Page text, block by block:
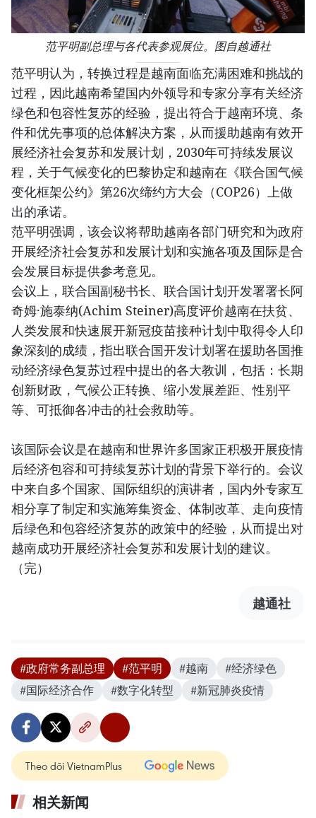
范平明副总理与各代表参观展位。图自越通社
范平明认为，转换过程是越南面临充满困难和挑战的
过程，因此越南希望国内外领导和专家分享有关经济
绿色和包容性复苏的经验，提出符合于越南环境、条
件和优先事项的总体解决方案，从而援助越南有效开
展经济社会复苏和发展计划，2030年可持续发展议
程，关于气候变化的巴黎协定和越南在《联合国气候
变化框架公约》第26次缔约方大会（COP26）上做
出的承诺。
范平明强调，该会议将帮助越南各部门研究和为政府
开展经济社会复苏和发展计划和实施各项及国际是合
会发展目标提供参考意见。
会议上，联合国副秘书长、联合国计划开发署署长阿
奇姆·施泰纳(Achim Steiner)高度评价越南在扶贫、
人类发展和快速展开新冠疫苗接种计划中取得令人印
象深刻的成绩，指出联合国开发计划署在援助各国推
动经济绿色复苏过程中提出的各大教训，包括：长期
创新财政，气候公正转换、缩小发展差距、性别平
等、可抵御各冲击的社会救助等。
该国际会议是在越南和世界许多国家正积极开展疫情
后经济包容和可持续复苏计划的背景下举行的。会议
中来自多个国家、国际组织的演讲者，国内外专家互
相分享了制定和实施筹集资金、体制改革、走向疫情
后绿色和包容经济复苏的政策中的经验，从而提出对
越南成功开展经济社会复苏和发展计划的建议。
（完）
越通社
#政府常务副总理 #范平明 #越南
#经济绿色
#国际经济合作
#数字化转型 #新冠肺炎疫情
Theo dõi VietnamPlus
相关新闻